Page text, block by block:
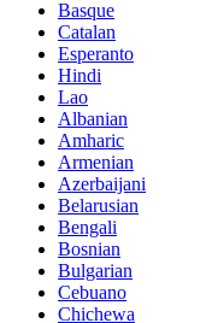
Basque
Catalan
Esperanto
Hindi
Lao
Albanian
Amharic
Armenian
Azerbaijani
Belarusian
Bengali
Bosnian
Bulgarian
Cebuano
Chichewa